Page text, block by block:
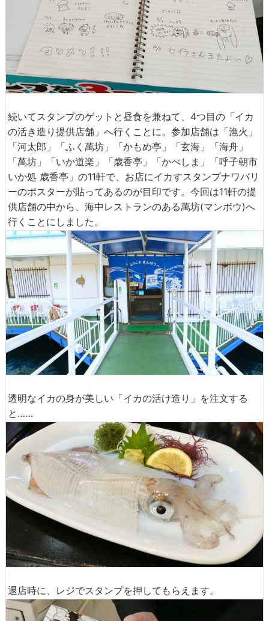
続いてスタンプのゲットと昼食を兼ねて、4つ目の「イカ
の活き造り提供店舗」へ行くことに。参加店舗は「漁火」
「河太郎」「ふく萬坊」「かもめ亭」「玄海」「海舟」
「萬坊」「いか道楽」「歳香亭」「かべしま」「呼子朝市
いか処 歳香亭」の11軒で、お店にイカすスタンプナワバリ
ーのポスターが貼ってあるのが目印です。今回は11軒の提
供店舗の中から、海中レストランのある萬坊(マンボウ)へ
行くことにしました。
透明なイカの身が美しい「イカの活け造り」を注文する
と……
退店時に、レジでスタンプを押してもらえます。